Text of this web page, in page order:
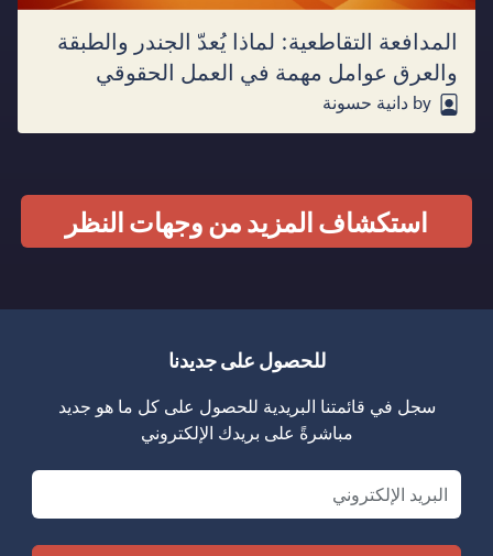
المدافعة التقاطعية: لماذا يُعدّ الجندر والطبقة
والعرق عوامل مهمة في العمل الحقوقي
by دانية حسونة
استكشاف المزيد من وجهات النظر
للحصول على جديدنا
سجل في قائمتنا البريدية للحصول على كل ما هو جديد
مباشرةً على بريدك الإلكتروني
Email